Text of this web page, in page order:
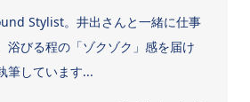
Stylist。井出さんと一緒に仕事
浴びる程の「ゾクゾク」感を届け
筆しています...